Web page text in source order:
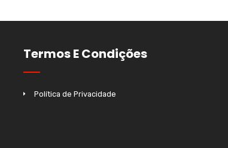
Termos E Condições
Política de Privacidade